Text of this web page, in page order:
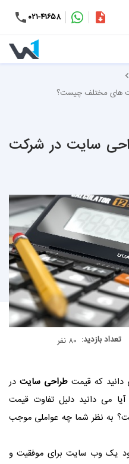
۰۲۱-۴۱۶۵۸
+۹۸-کاتالوگ
های مختلف چیست؟
سایت در شرکت
تعداد بازدید: ۸۰ نفر
دانید که قیمتطراحی سایت در
می دانید دلیل تفاوت قیمت
به نظر شما چه عواملی موجب
یک وب سایت برای موفقیت و